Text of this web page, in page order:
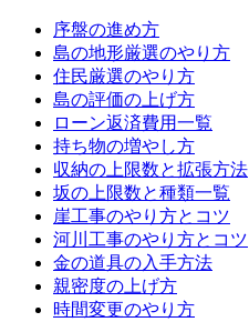
序盤の進め方
島の地形厳選のやり方
住民厳選のやり方
島の評価の上げ方
ローン返済費用一覧
持ち物の増やし方
収納の上限数と拡張方法
坂の上限数と種類一覧
崖工事のやり方とコツ
河川工事のやり方とコツ
金の道具の入手方法
親密度の上げ方
時間変更のやり方